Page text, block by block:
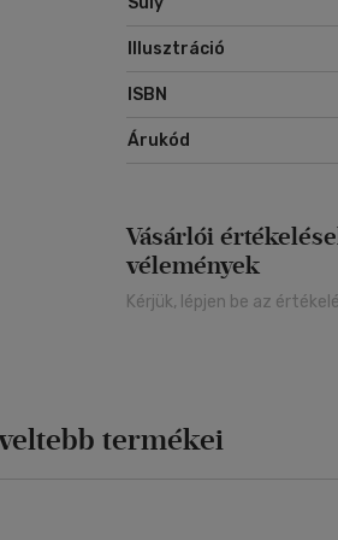
Illusztráció
ISBN
Árukód
Vásárlói
vélemények
Kérjük, lépjen be az
termékei